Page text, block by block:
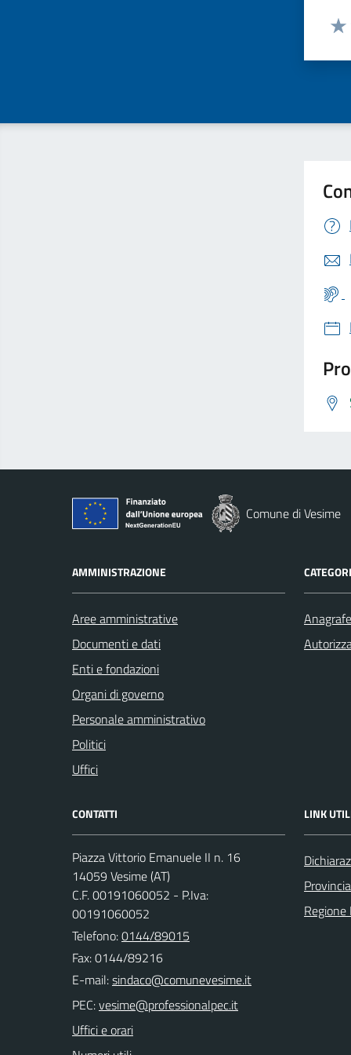
Comune di Vesime
AMMINISTRAZIONE
Aree amministrative
Documenti e dati
Enti e fondazioni
Organi di governo
Personale amministrativo
Politici
Uffici
CONTATTI
Piazza Vittorio Emanuele II n. 16
14059 Vesime (AT)
C.F. 00191060052 - P.Iva:
00191060052
Telefono:0144/89015
Fax: 0144/89216
E-mail:
PEC:
Uffici e orari
LINK